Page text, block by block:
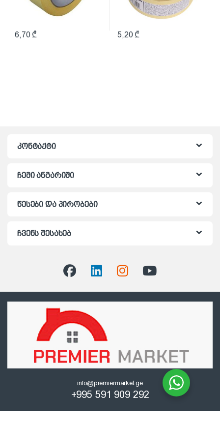
6,70 ₾ 5,20 ₾
კონტაქტი
ჩემი ანგარიში
წესები და პირობები
ჩვენს შესახებ
info@premiermarket.ge
+995 591 909 292